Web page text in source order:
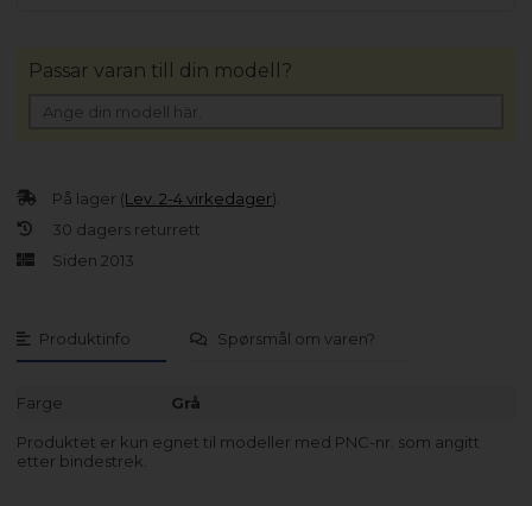
Produktinfo Spørsmål om varen?
Farge Grå
Produktet er kun egnet til modeller med PNC-nr. som angitt
etter bindestrek.
På lager (Lev. 2-4 virkedager).
30 dagers returrett
Siden 2013
Passar varan till din modell?